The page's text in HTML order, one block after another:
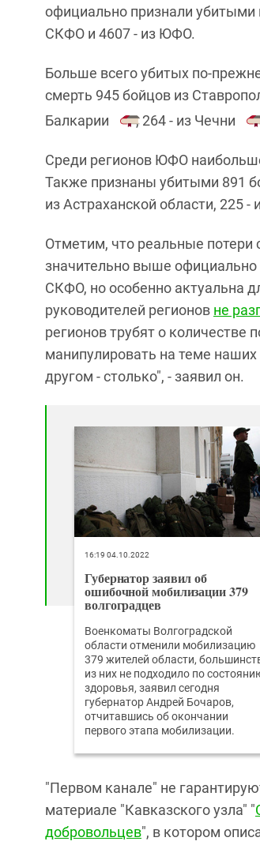
официально признали убитыми
СКФО и 4607 - из ЮФО.
Больше всего убитых по-
смерть 945 бойцов из
Балкарии
, 264 - из Чечни
Среди регионов ЮФО
Также признаны убитыми 891
из Астраханской области, 225
Отметим, что реальные потери
значительно выше официально
СКФО, но особенно актуальна
руководителей регионов не
регионов трубят о количестве
манипулировать на теме наших
другом - столько", - заявил он.
16:19 04.10.2022
Губернатор заявил об
ошибочной мобилизации 379
волгоградцев
Военкоматы Волгоградской
области отменили мобилизацию
379 жителей области,
из них не подходило по
здоровья, заявил сегодня
губернатор Андрей Бочаров,
отчитавшись об окончании
первого этапа мобилизации.
"Первом канале" не
материале "Кавказского узла" "
добровольцев", в котором